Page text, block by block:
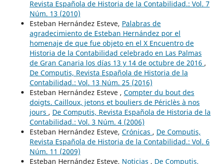
Revista Española de Historia de la Contabilidad.: Vol. 7
Núm. 13 (2010)
Esteban Hernández Esteve, Palabras de
agradecimiento de Esteban Hernández por el
homenaje de que fue objeto en el X Encuentro de
Historia de la Contabilidad celebrado en Las Palmas
de Gran Canaria los días 13 y 14 de octubre de 2016 ,
De Computis, Revista Española de Historia de la
Contabilidad.: Vol. 13 Núm. 25 (2016)
Esteban Hernández Esteve , Compter du bout des
doigts. Cailloux, jetons et bouliers de Périclès à nos
jours , De Computis, Revista Española de Historia de la
Contabilidad.: Vol. 3 Núm. 4 (2006)
Esteban Hernández Esteve, Crónicas , De Computis,
Revista Española de Historia de la Contabilidad.: Vol. 6
Núm. 11 (2009)
Esteban Hernández Esteve, Noticias , De Computis,